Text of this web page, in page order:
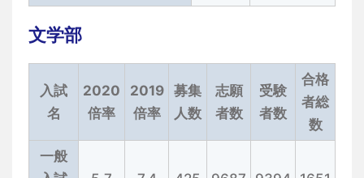
文学部
入試
名
2020
倍率
2019
倍率
募集
人数
志願
者数
受験
者数
合格
者総
数
一般